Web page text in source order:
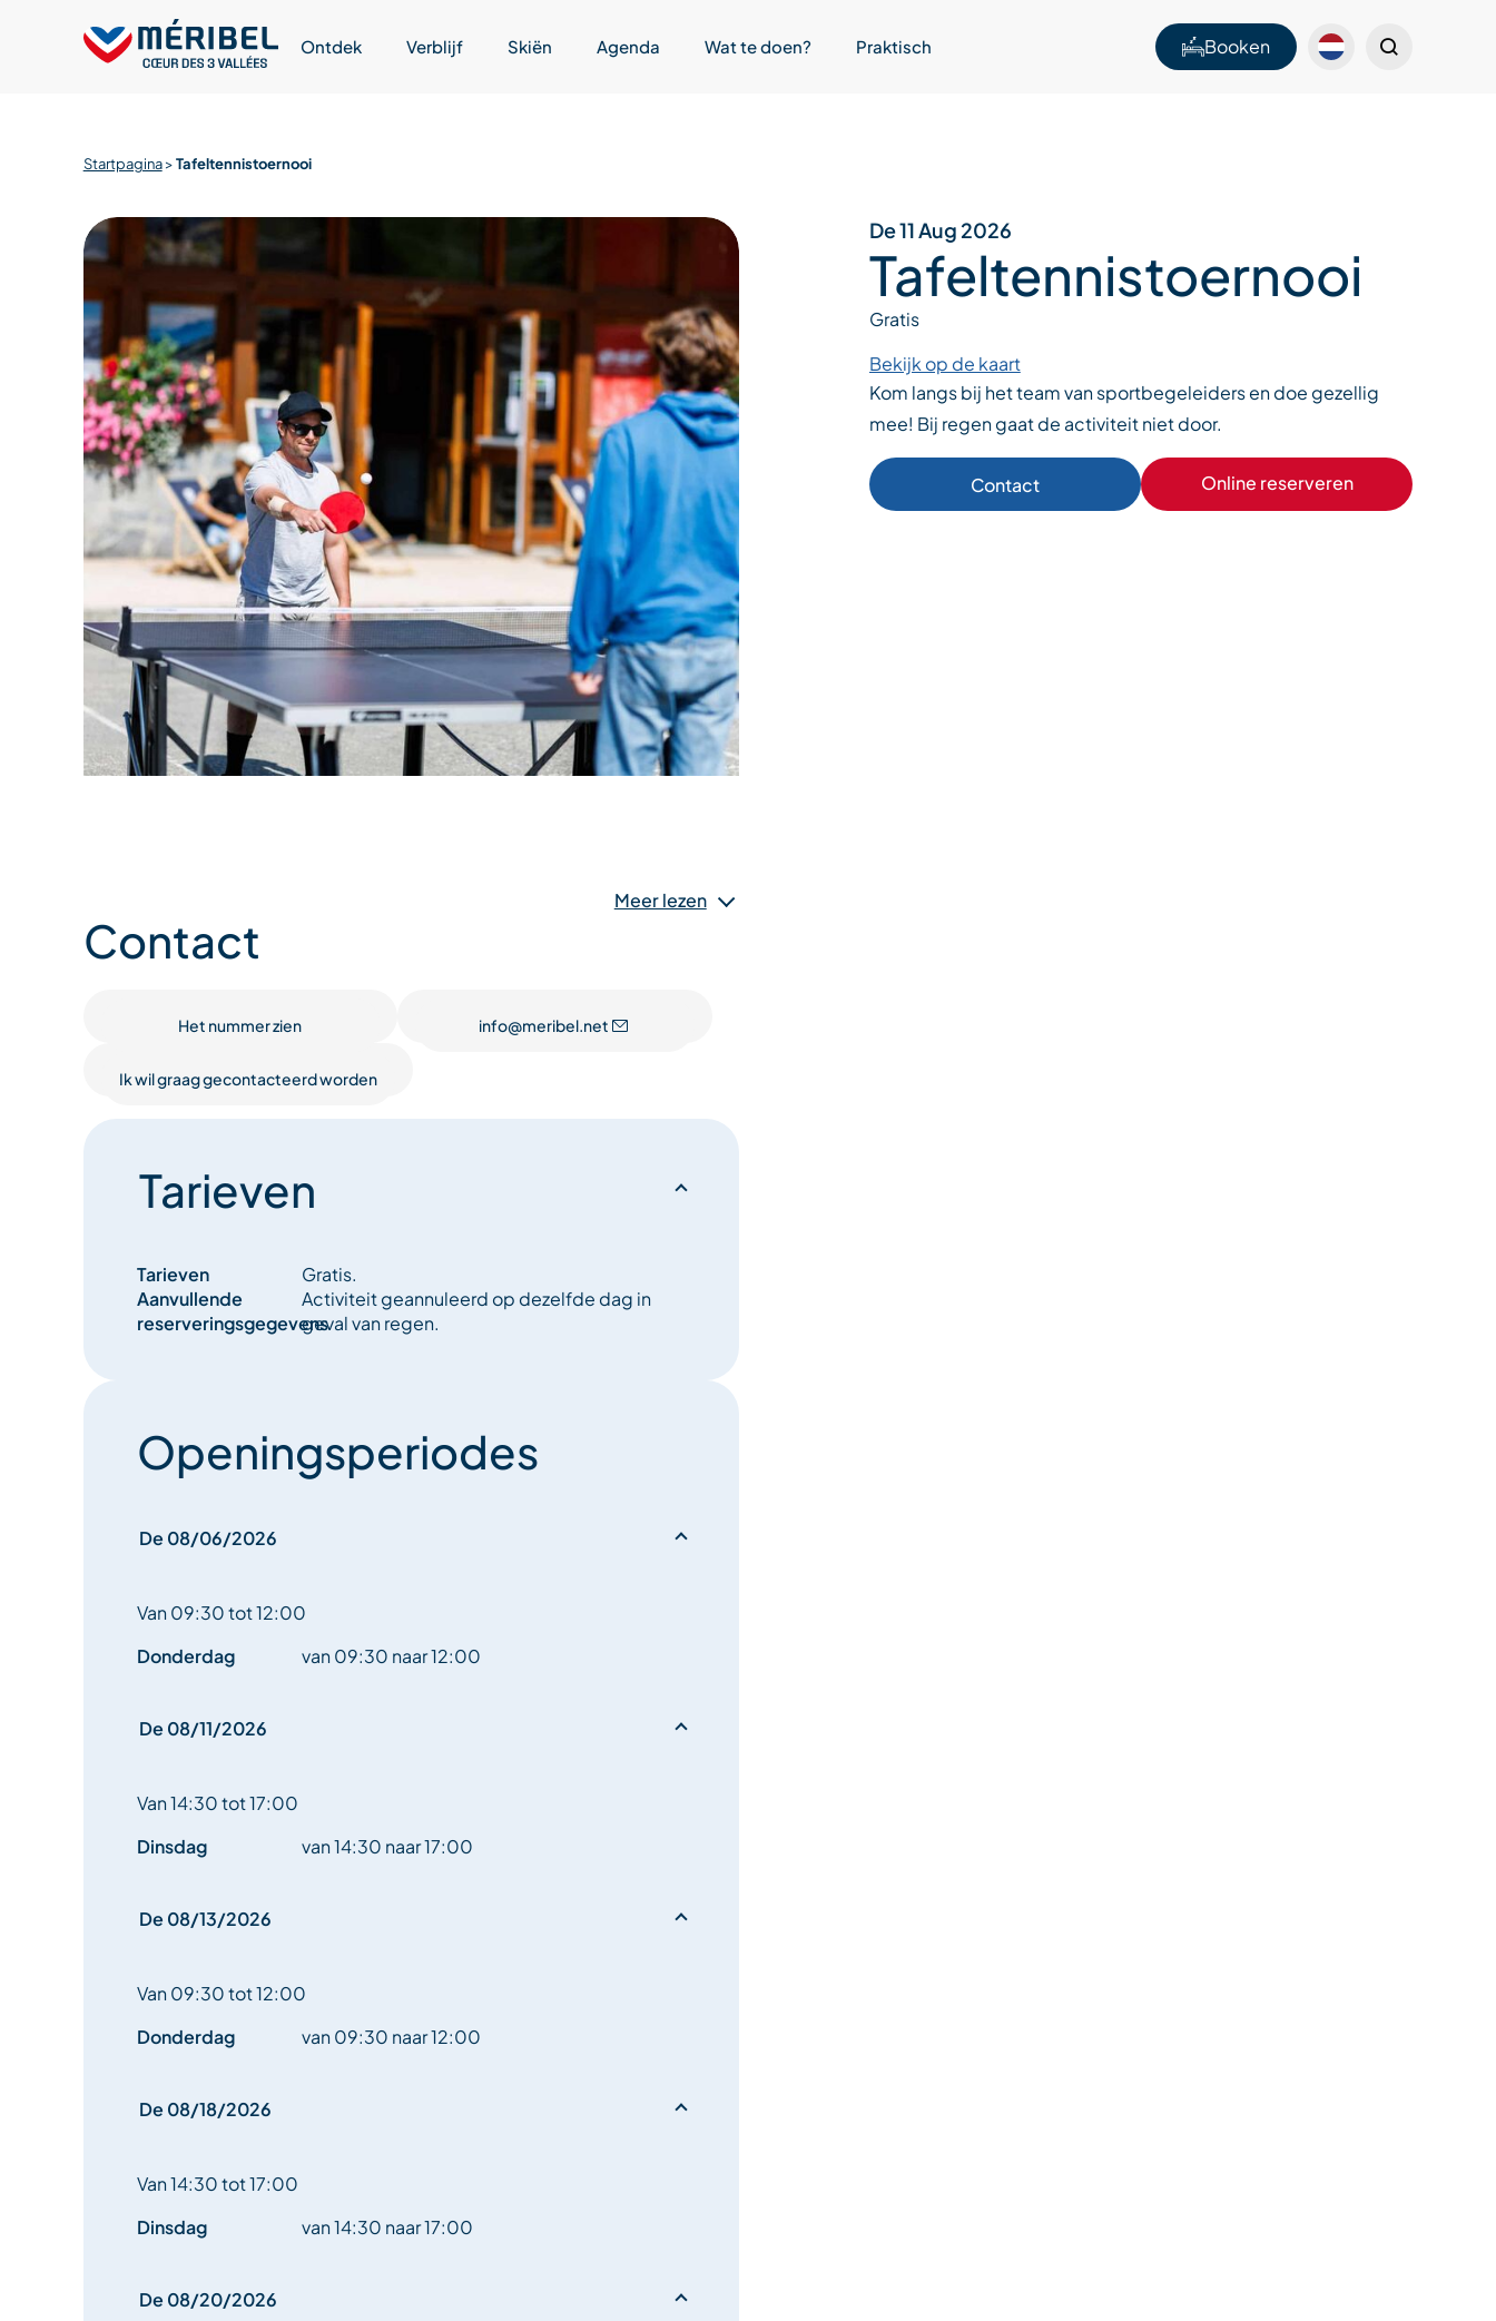
Ontdek Verblijf Skiën Agenda Wat te doen? Praktisch Booken
Startpagina>Tafeltennistoernooi
Meer lezen
Contact
Het nummer zien info@meribel.net
Ik wil graag gecontacteerd worden
Tarieven
Tarieven
Gratis.
Aanvullende
reserveringsgegevens
Activiteit geannuleerd op dezelfde dag in
geval van regen.
Openingsperiodes
De 08/06/2026
Van 09:30 tot 12:00
Donderdag
van 09:30 naar 12:00
De 08/11/2026
Van 14:30 tot 17:00
Dinsdag
van 14:30 naar 17:00
De 08/13/2026
Van 09:30 tot 12:00
Donderdag
van 09:30 naar 12:00
De 08/18/2026
Van 14:30 tot 17:00
Dinsdag
van 14:30 naar 17:00
De 08/20/2026
De 11 Aug 2026
Tafeltennistoernooi
Gratis
Bekijk op de kaart
Kom langs bij het team van sportbegeleiders en doe gezellig
mee! Bij regen gaat de activiteit niet door.
Contact Online reserveren